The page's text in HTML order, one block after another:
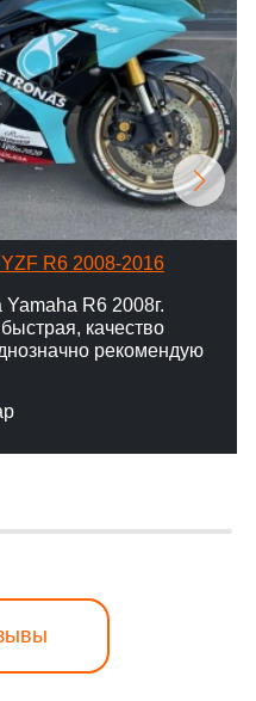
R6 2008-2016
Yamaha R6 2008г.
качество
рекомендую